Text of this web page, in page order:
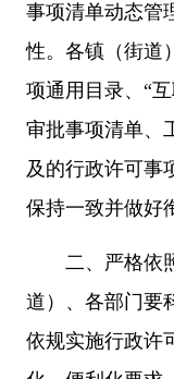
事项清单动态管
性。各镇（街道
项通用目录、“
审批事项清单、
及的行政许可事
保持一致并做好
二、严格依照
道）、各部门要
依规实施行政许